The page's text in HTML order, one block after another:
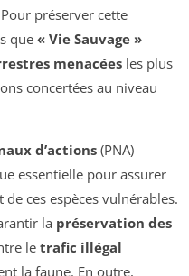
préserver cette
que « Vie Sauvage »
menacées les plus
concertées au niveau
d’actions(PNA)
essentielle pour assurer
ces espèces vulnérables.
la préservation des
le trafic illégal
la faune. En outre,